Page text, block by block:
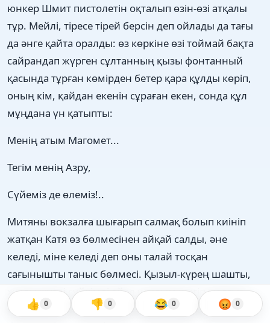
юнкер Шмит пистолетін оқталып өзін-өзі атқалы
тұр. Мейлі, тіресе тірей берсін деп ойлады да тағы
да әнге қайта оралды: өз көркіне өзі тоймай бақта
сайрандап жүрген сұлтанның қызы фонтанный
қасында тұрған көмірден бетер қара құлды көріп,
оның кім, қайдан екенін сұраған екен, сонда құл
мұңдана үн қатыпты:
Менің атым Магомет...
Тегім менің Азру,
Сүйеміз де өлеміз!..
Митяны вокзалға шығарып салмақ болып киініп
жатқан Катя өз бөлмесінен айқай салды, әне
келеді, міне келеді деп оны талай тосқан
сағынышты таныс бөлмесі. Қызыл-күрең шашты,
жылы жүзді сүйкімді әйел шылым шегіп жалғыз
отыр екен, Митяға мұңды көзбен қарады - тегі
👍 0 👎 0 😂 0 😡 0